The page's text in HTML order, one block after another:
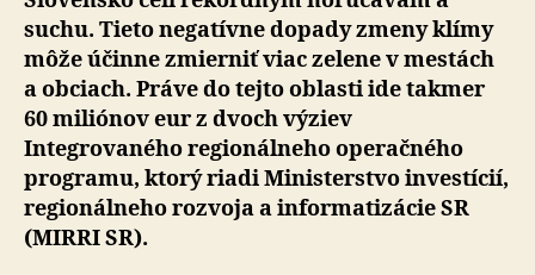
horúčavami
a
následkami
zmeny
suchu. Tieto negatívne dopady zmeny klímy
môže účinne zmierniť viac zelene v mestách
a obciach. Práve do tejto oblasti ide takmer
60 miliónov eur z dvoch výziev
Integrovaného regionálneho operačného
programu, ktorý riadi Ministerstvo investícií,
regionálneho rozvoja a informatizácie SR
(MIRRI SR).